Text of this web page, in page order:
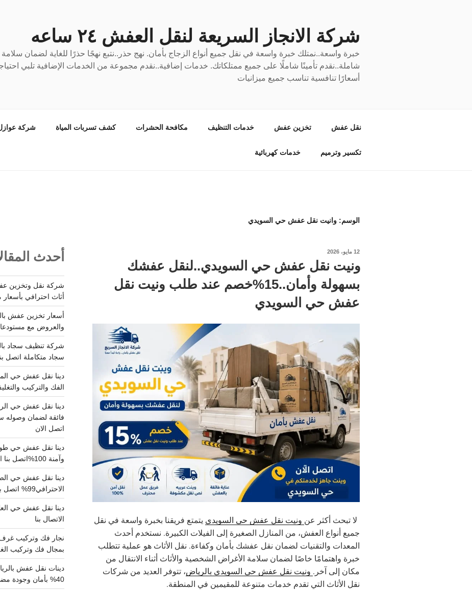
شركة الانجاز السريعة لنقل العفش ٢٤ ساعه
خبرة واسعة..نمتلك خبرة واسعة في نقل جميع أنواع الزجاج بأمان. نهج حذر..نتبع نهجًا حذرًا للغاية لضمان
شاملة..نقدم تأمينًا شاملًا على جميع ممتلكاتك. خدمات إضافية..نقدم مجموعة من الخدمات الإضافية تلبي
أسعارًا تنافسية تناسب جميع ميزانيات
نقل عفش تخزين عفش خدمات التنظيف مكافحة الحشرات كشف تسربات المياة شركة
تكسير وترميم خدمات كهربائية
الوسم: وانيت نقل عفش حي السويدي
نُشر
12 مايو، 2026
ونيت نقل عفش حي السويدي..لنقل عفشك
بسهولة وأمان..15%خصم عند طلب ونيت نقل
عفش حي السويدي
لا تبحث أكثر عن ونيت نقل عفش حي السويدي يتمتع فريقنا بخبرة واسعة في نقل
جميع أنواع العفش، من المنازل الصغيرة إلى الفيلات الكبيرة. نستخدم أحدث
المعدات والتقنيات لضمان نقل عفشك بأمان وكفاءة. نقل الأثاث هو عملية تتطلب
خبرة واهتمامًا خاصًا لضمان سلامة الأغراض الشخصية والأثاث أثناء الانتقال من
مكان إلى آخر. ونيت نقل عفش حي السويدي بالرياض، تتوفر العديد من شركات
نقل الأثاث التي تقدم خدمات متنوعة للمقيمين في المنطقة.
أحدث
أثاث احترافي
والعروض مع مستودعات
سجاد متكاملة اتصل
الفك والتركيب
فائقة لضمان وصوله
اتصل الان
دينا نقل عفش حي
وآمنة 100%اتصل بنا الان
دينا نقل عفش حي
الاحترافي99% اتصل بنا الان
الاتصال بنا
بمجال فك وتركيب
دينات نقل عفش
40% بأمان وجودة مضمونة 100% تواصل الان